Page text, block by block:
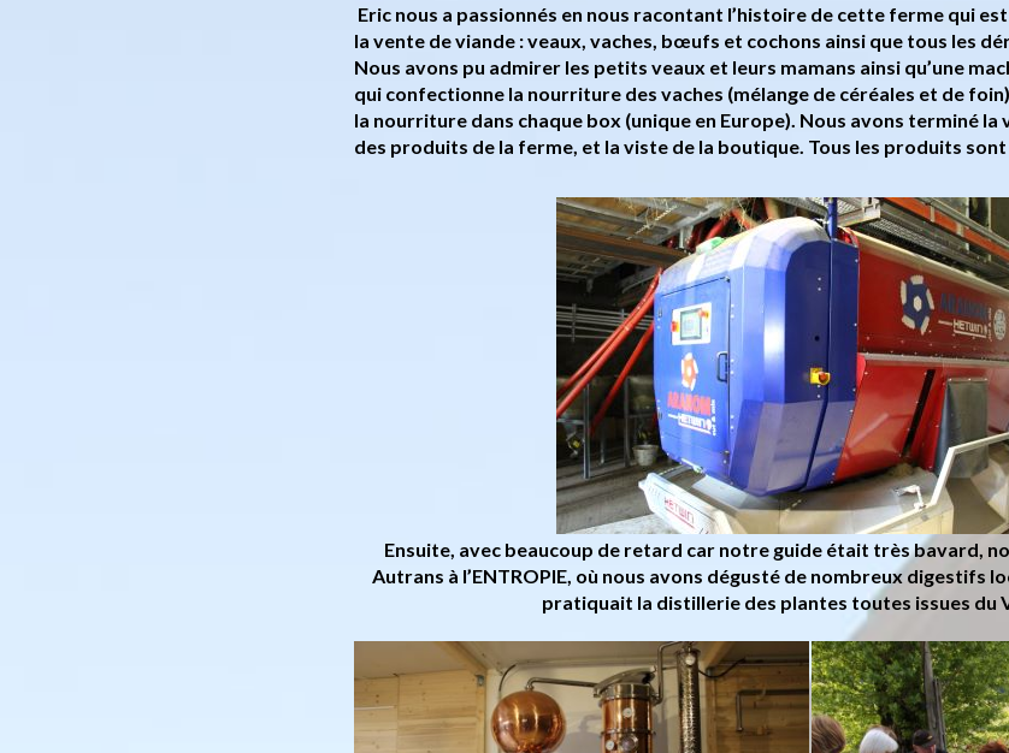
Eric nous a passionnés en nous racontant l’histoire de cette ferme qui
la vente de viande : veaux, vaches, bœufs et cochons ainsi que tous les
Nous avons pu admirer les petits veaux et leurs mamans ainsi qu’une
qui confectionne la nourriture des vaches (mélange de céréales et de
la nourriture dans chaque box (unique en Europe). Nous avons terminé
des produits de la ferme, et la viste de la boutique. Tous les produits
Ensuite, avec beaucoup de retard car notre guide était très bavard,
Autrans à l’ENTROPIE, où nous avons dégusté de nombreux digestifs
pratiquait la distillerie des plantes toutes issues du